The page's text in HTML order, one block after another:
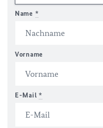
Name *
Vorname
E-Mail *